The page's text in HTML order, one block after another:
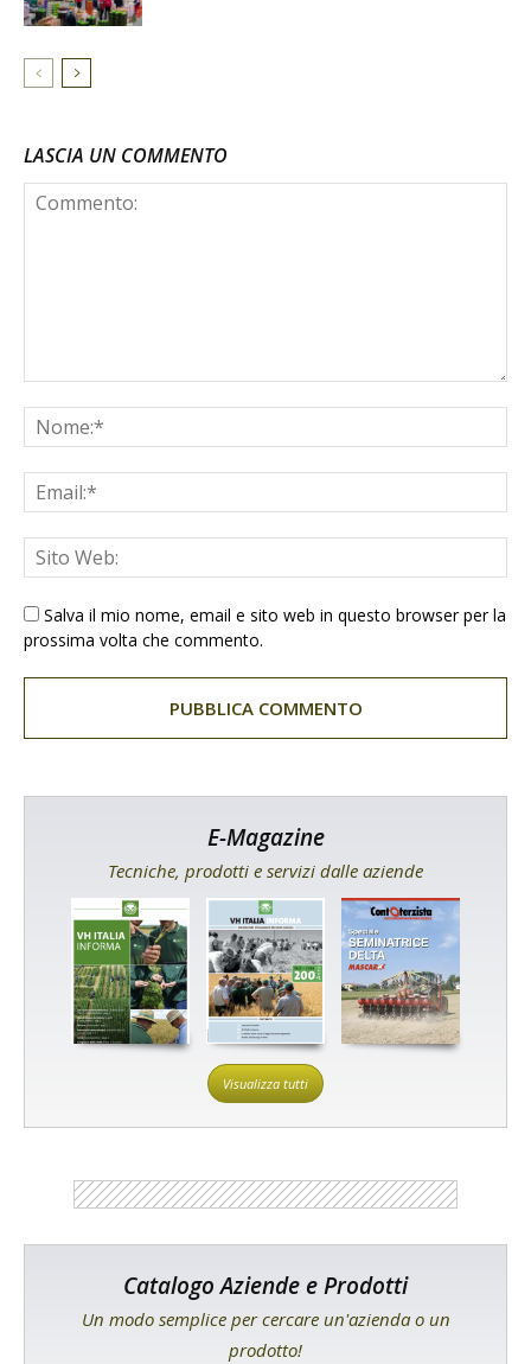
LASCIA UN COMMENTO
Salva il mio nome, email e sito web in questo browser per la
prossima volta che commento.
E-Magazine
Tecniche, prodotti e servizi dalle aziende
Visualizza tutti
Catalogo Aziende e Prodotti
Un modo semplice per cercare un'azienda o un
prodotto!